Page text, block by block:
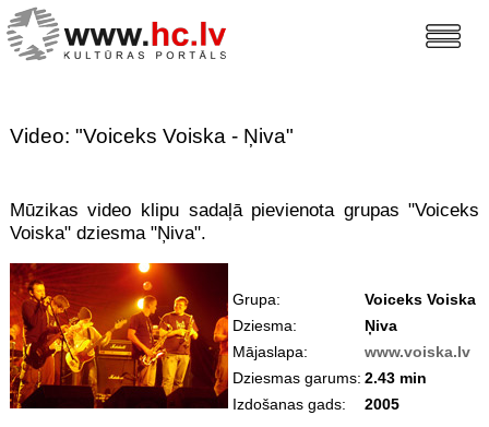
Video: "Voiceks Voiska - Ņiva"
Mūzikas video klipu sadaļā pievienota grupas "Voiceks
Voiska" dziesma "Ņiva".
Grupa:
Voiceks Voiska
Dziesma:
Ņiva
Mājaslapa:
www.voiska.lv
Dziesmas garums: 2.43 min
Izdošanas gads:
2005